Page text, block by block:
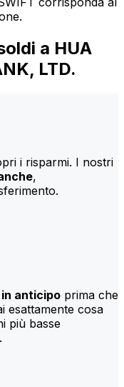
a HUA
LTD.
i risparmi. I nostri
,
anticipo prima che
esattamente cosa
più basse